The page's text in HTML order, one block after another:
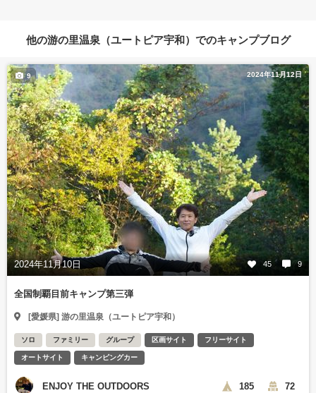
他の游の里温泉（ユートピア宇和）でのキャンプブログ
2024年11月12日
2024年11月10日 45 9
9
全国制覇目前キャンプ第三弾
[愛媛県] 游の里温泉（ユートピア宇和）
ソロ ファミリー グループ 区画サイト フリーサイト
オートサイト キャンピングカー
ENJOY THE OUTDOORS 185 72